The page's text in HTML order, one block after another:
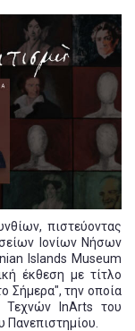
πιστεύοντας
Ιονίων Νήσων
Islands Museum
έκθεση με τίτλο
Σήμερα", την οποία
Τεχνών InArts του
Πανεπιστημίου.